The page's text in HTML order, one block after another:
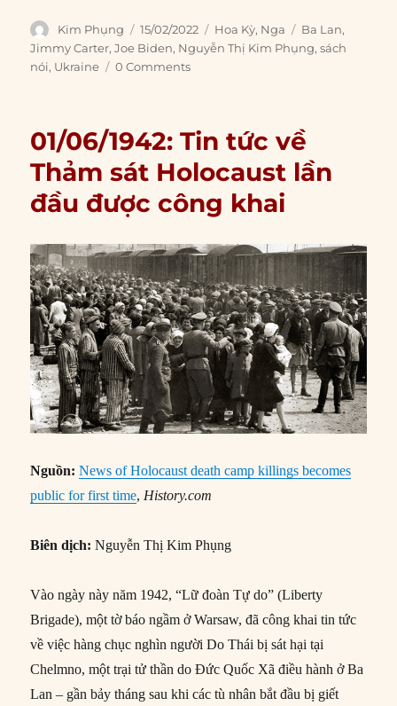
Author
Kim Phụng
Posted
on
15/02/2022 Categories
Hoa Kỳ, Nga Tags
Ba Lan,
Jimmy Carter,Joe Biden, Nguyễn Thị Kim Phụng,sách
nói, Ukraine 0 Comments
01/06/1942: Tin tức về
Thảm sát Holocaust lần
đầu được công khai
Nguồn: News of Holocaust death camp killings becomes
public for first time, History.com
Biên dịch: Nguyễn Thị Kim Phụng
Vào ngày này năm 1942, “Lữ đoàn Tự do” (Liberty
Brigade), một tờ báo ngầm ở Warsaw, đã công khai tin tức
về việc hàng chục nghìn người Do Thái bị sát hại tại
Chelmno, một trại tử thần do Đức Quốc Xã điều hành ở Ba
Lan – gần bảy tháng sau khi các tù nhân bắt đầu bị giết